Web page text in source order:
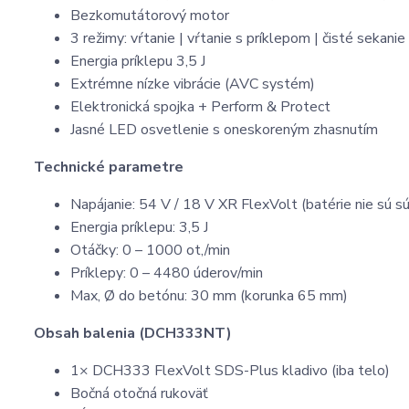
Bezkomutátorový motor
3 režimy: vŕtanie | vŕtanie s príklepom | čisté sekanie
Energia príklepu 3,5 J
Extrémne nízke vibrácie (AVC systém)
Elektronická spojka + Perform & Protect
Jasné LED osvetlenie s oneskoreným zhasnutím
Technické parametre
Napájanie: 54 V / 18 V XR FlexVolt (batérie nie sú
Energia príklepu: 3,5 J
Otáčky: 0 – 1000 ot,/min
Príklepy: 0 – 4480 úderov/min
Max, Ø do betónu: 30 mm (korunka 65 mm)
Obsah balenia (DCH333NT)
1× DCH333 FlexVolt SDS-Plus kladivo (iba telo)
Bočná otočná rukoväť